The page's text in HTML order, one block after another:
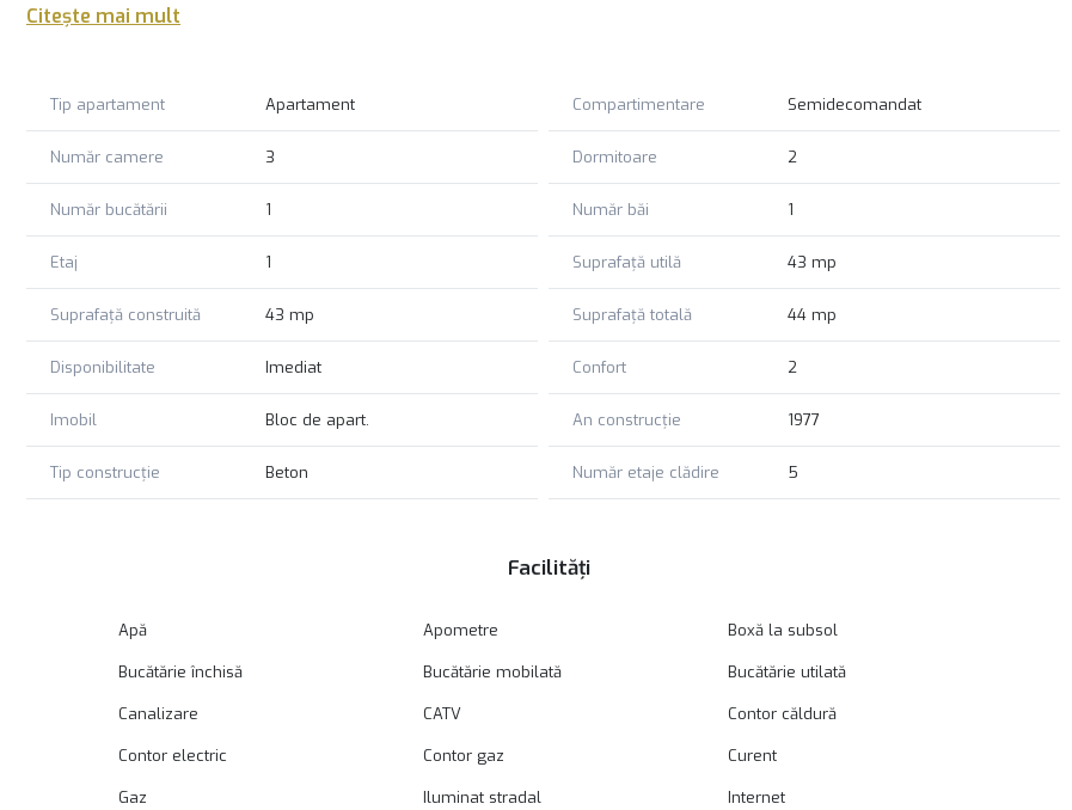
Citește mai mult
Tip apartament Apartament Compartimentare Semidecomandat
Număr camere 3 Dormitoare 2
Număr bucătării 1 Număr băi 1
Etaj 1 Suprafață utilă 43 mp
Suprafață construită 43 mp Suprafață totală 44 mp
Disponibilitate Imediat Confort 2
Imobil Bloc de apart. An construcție 1977
Tip construcție Beton Număr etaje clădire 5
Facilități
Apă Apometre Boxă la subsol
Bucătărie închisă Bucătărie mobilată Bucătărie utilată
Canalizare CATV Contor căldură
Contor electric Contor gaz Curent
Gaz Iluminat stradal Internet